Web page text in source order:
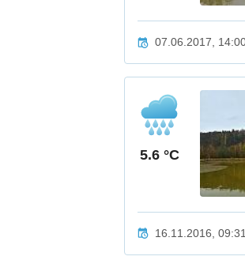
07.06.2017,
5.6 °C
16.11.2016, 09:31